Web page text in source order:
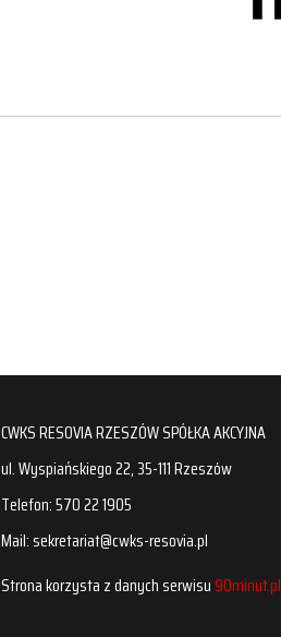
CWKS RESOVIA RZESZÓW SPÓŁKA AKCYJNA
ul. Wyspiańskiego 22, 35-111 Rzeszów
Telefon: 570 22 1905
Mail: sekretariat@cwks-resovia.pl
Strona korzysta z danych serwisu90minut.pl